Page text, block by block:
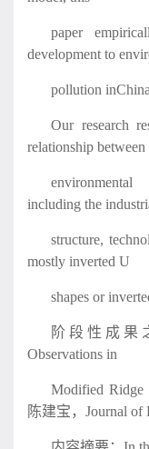
paper
development to
pollution
Our research
relationship between
including the
structure,
mostly inverted U
shapes or
阶段性成果
Observations in
Modified Ridge
陈建宝，Journal of